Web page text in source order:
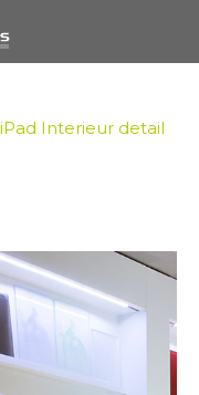
iPad Interieur detail